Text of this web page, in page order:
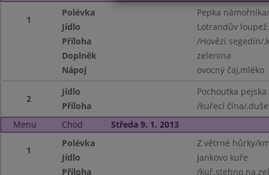
1
Polévka
Pepka
Jídlo
Lotrandův
Příloha
/Hovězí segedín/
Doplněk
zelenina
Nápoj
ovocný čaj,mléko
2
Jídlo
Pochoutka pejska
Příloha
/kuřecí čína/
Menu
Chod Středa 9. 1. 2013
1
Polévka
Z větrné hůrky/
Jídlo
Jankovo kuře
Příloha
/kuř.stehno na